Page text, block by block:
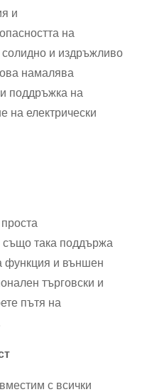
и
на
солидно и издръжливо
намалява
поддръжка на
на електрически
също така поддържа
функция и външен
търговски и
пътя на
с всички